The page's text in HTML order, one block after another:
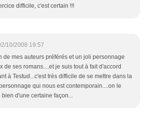
difficile, c'est certain !!!
10/2008 19:57
de mes auteurs préférés et un joli personnage
de ses romans....et je suis tout à fait d'accord
à Testud...c'est très difficile de se mettre dans la
qui nous est contemporain....on le
bien d'une certaine façon...